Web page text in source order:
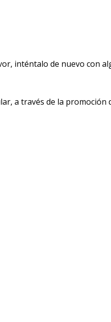
inténtalo de nuevo con
a través de la